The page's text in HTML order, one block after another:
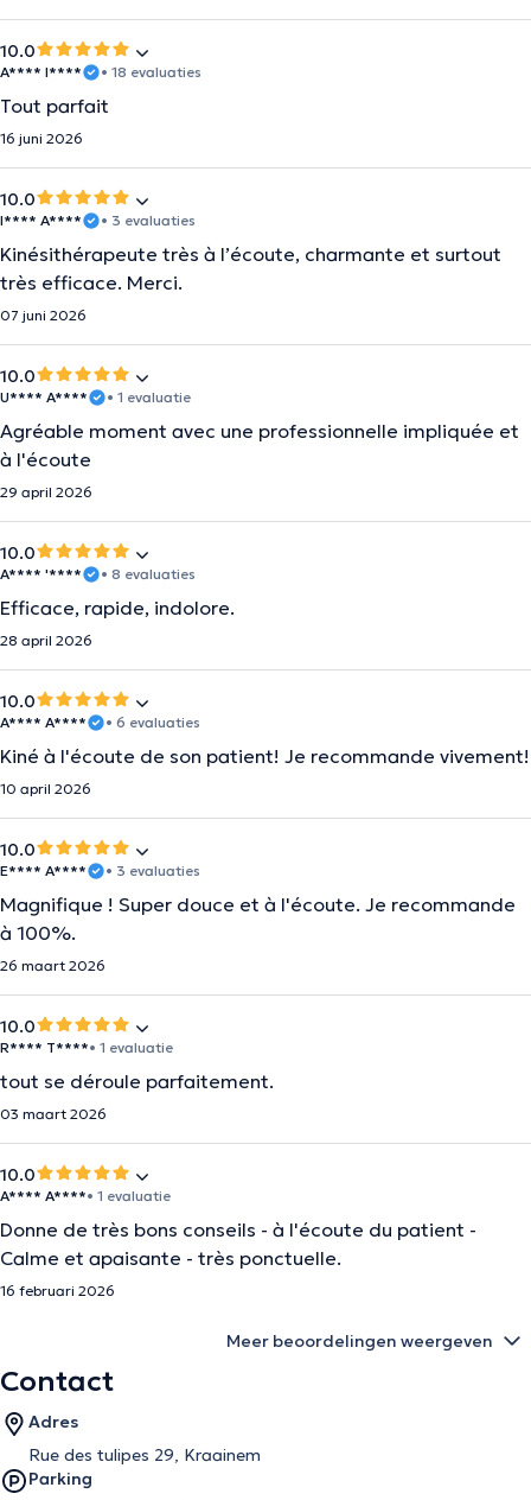
10.0
A**** I**** • 18 evaluaties
Tout parfait
16 juni 2026
10.0
I**** A**** • 3 evaluaties
Kinésithérapeute très à l’écoute, charmante et surtout
très efficace. Merci.
07 juni 2026
10.0
U**** A**** • 1 evaluatie
Agréable moment avec une professionnelle impliquée et
à l'écoute
29 april 2026
10.0
A**** '**** • 8 evaluaties
Efficace, rapide, indolore.
28 april 2026
10.0
A**** A**** • 6 evaluaties
Kiné à l'écoute de son patient! Je recommande vivement!
10 april 2026
10.0
E**** A**** • 3 evaluaties
Magnifique ! Super douce et à l'écoute. Je recommande
à 100%.
26 maart 2026
10.0
R**** T****• 1 evaluatie
tout se déroule parfaitement.
03 maart 2026
10.0
A**** A****• 1 evaluatie
Donne de très bons conseils - à l'écoute du patient -
Calme et apaisante - très ponctuelle.
16 februari 2026
Meer beoordelingen weergeven
Contact
Adres
Rue des tulipes 29, Kraainem
Parking